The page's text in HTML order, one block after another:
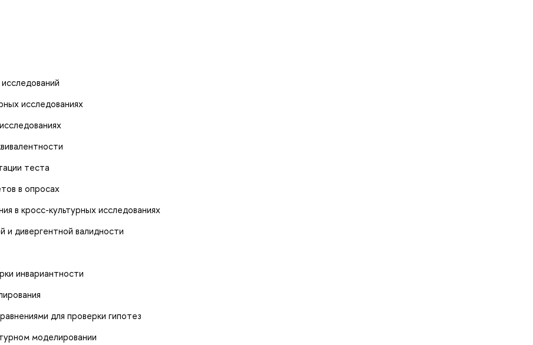
исследованиях
теста
в опросах
в кросс-культурных исследованиях
и дивергентной валидности
инвариантности
для проверки гипотез
моделировании